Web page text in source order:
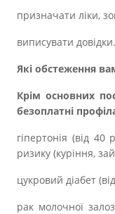
призначати ліки,
виписувати довідки.
Які обстеження
Крім основних
безоплатні
гіпертонія (від
ризику (куріння,
цукровий діабет
рак молочної